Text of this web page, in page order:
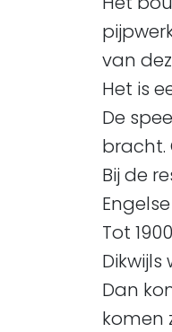
van
Het is
De
bracht.
Bij de
Tot
Dan
komen